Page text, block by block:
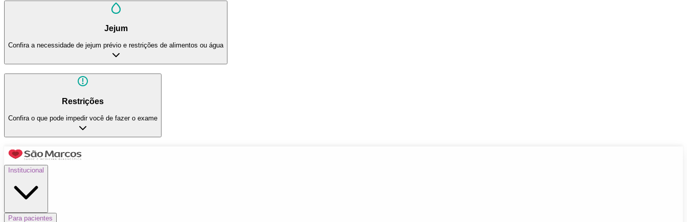
Jejum
Confira a necessidade de jejum prévio e restrições de alimentos ou água
Restrições
Confira o que pode impedir você de fazer o exame
Institucional
Para pacientes